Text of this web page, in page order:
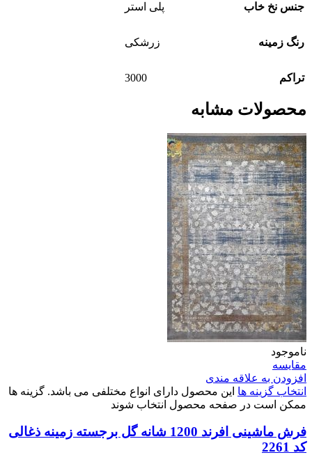
جنس نخ خاب پلی استر
رنگ زمینه زرشکی
تراکم 3000
محصولات مشابه
ناموجود
مقایسه
افزودن به علاقه مندی
انتخاب گزینه ها این محصول دارای انواع مختلفی می باشد. گزینه ها
ممکن است در صفحه محصول انتخاب شوند
فرش ماشینی افرند 1200 شانه گل برجسته زمینه ذغالی
کد 2261